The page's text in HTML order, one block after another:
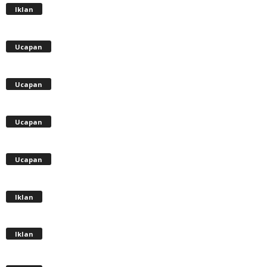
Iklan
Ucapan
Ucapan
Ucapan
Ucapan
Iklan
Iklan